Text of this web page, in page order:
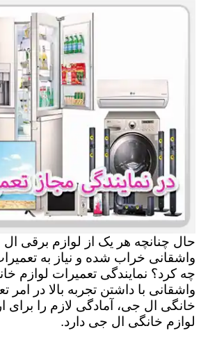
حال چنانچه هر یک از لوازم برقی
واشقانی خراب شده و نیاز به
چه کرد؟ نمایندگی تعمیرات لوازم
واشقانی با داشتن تجربه بالا در امر
خانگی ال جی، آمادگی لازم را برای
لوازم خانگی ال جی دارد.